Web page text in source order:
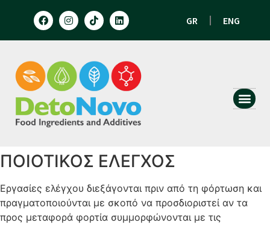
GR ENG
ΠΟΙΟΤΙΚΟΣ ΕΛΕΓΧΟΣ
Εργασίες ελέγχου διεξάγονται πριν από τη φόρτωση και
πραγματοποιούνται με σκοπό να προσδιοριστεί αν τα
προς μεταφορά φορτία συμμορφώνονται με τις